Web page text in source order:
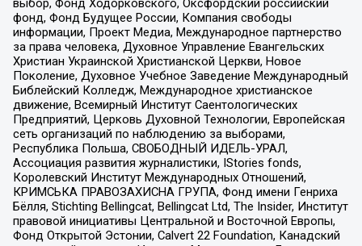
выбор, Фонд Ходорковского, Оксфордский российский
фонд, Фонд Будущее России, Компания свободы
информации, Проект Медиа, Международное партнерство
за права человека, Духовное Управление Евангельских
Христиан Украинской Христианской Церкви, Новое
Поколение, Духовное Учебное Заведение Международный
Библейский Колледж, Международное христианское
движение, Всемирный Институт Саентологических
Предприятий, Церковь Духовной Технологии, Европейская
сеть организаций по наблюдению за выборами,
Республика Польша, СВОБОДНЫЙ ИДЕЛЬ-УРАЛ,
Ассоциация развития журналистики, IStories fonds,
Королевский Институт Международных Отношений,
КРИМСЬКА ПРАВОЗАХИСНА ГРУПА, Фонд имени Генриха
Бёлля, Stichting Bellingcat, Bellingcat Ltd, The Insider, Институт
правовой инициативы Центральной и Восточной Европы,
Фонд Открытой Эстонии, Calvert 22 Foundation, Канадский